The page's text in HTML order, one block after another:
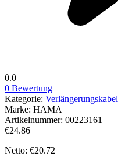
0.0
0 Bewertung
Kategorie: Verlängerungskabel
Marke: HAMA
Artikelnummer: 00223161
€24.86
Netto: €20.72